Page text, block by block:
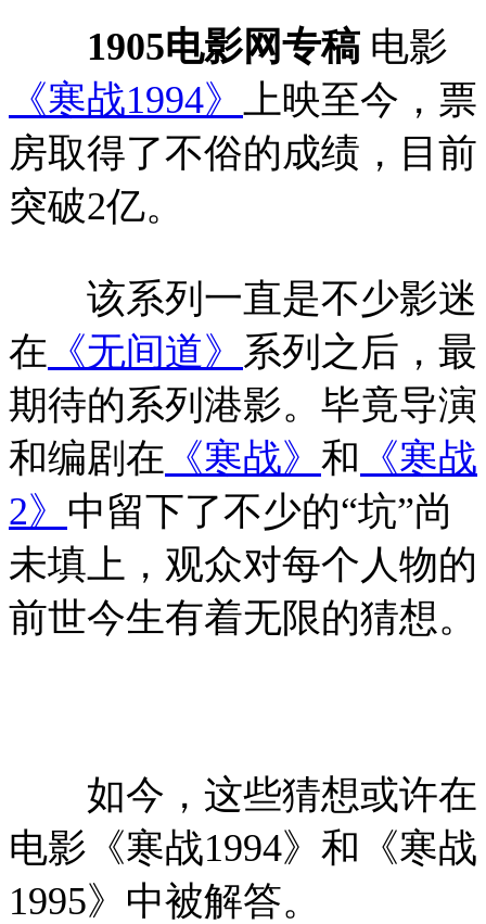
1905电影网专稿电影
《寒战1994》 上映至今，票
房取得了不俗的成绩，目前
突破2亿。
该系列一直是不少影迷
在 《无间道》 系列之后，最
期待的系列港影。毕竟导演
和编剧在 《寒战》 和 《寒战
2》 中留下了不少的“坑”尚
未填上，观众对每个人物的
前世今生有着无限的猜想。
如今，这些猜想或许在
电影《寒战1994》和《寒战
1995》中被解答。